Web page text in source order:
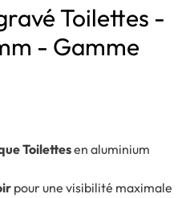
Toilettes -
- Gamme
Toilettesen aluminium
pour une visibilité maximale